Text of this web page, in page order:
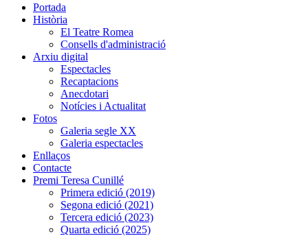
Portada
Història
El Teatre Romea
Consells d'administració
Arxiu digital
Espectacles
Recaptacions
Anecdotari
Notícies i Actualitat
Fotos
Galeria segle XX
Galeria espectacles
Enllaços
Contacte
Premi Teresa Cunillé
Primera edició (2019)
Segona edició (2021)
Tercera edició (2023)
Quarta edició (2025)